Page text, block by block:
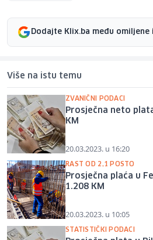
Dodajte Klix.ba među omiljene
Više na istu temu
ZVANIČNI PODACI
Prosječna neto
KM
20.03.2023. u 16:20
RAST OD 2,1 POSTO
Prosječna plaća u
1.208 KM
20.03.2023. u 10:05
STATISTIČKI PODACI